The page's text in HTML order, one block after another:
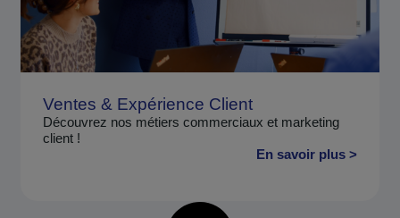
Ventes & Expérience Client
Découvrez nos métiers commerciaux et marketing
client !
En savoir plus >